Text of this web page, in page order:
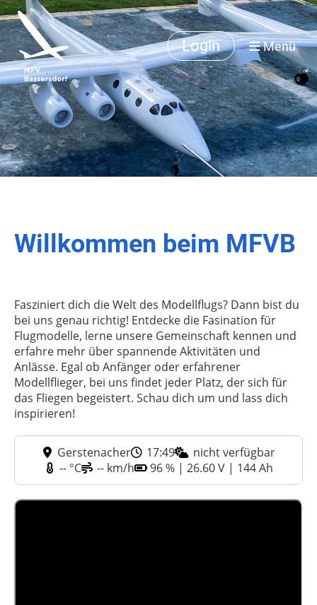
Login Menü
Willkommen beim MFVB
Fasziniert dich die Welt des Modellflugs? Dann bist du
bei uns genau richtig! Entdecke die Fasination für
Flugmodelle, lerne unsere Gemeinschaft kennen und
erfahre mehr über spannende Aktivitäten und
Anlässe. Egal ob Anfänger oder erfahrener
Modellflieger, bei uns findet jeder Platz, der sich für
das Fliegen begeistert. Schau dich um und lass dich
inspirieren!
Gerstenacher 17:49
nicht verfügbar
-- °C
-- km/h 96 % | 26.60 V | 144 Ah